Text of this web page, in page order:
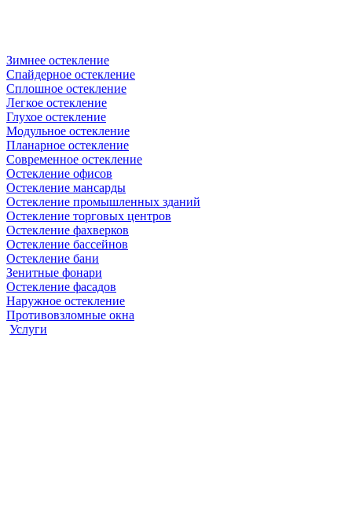
Зимнее остекление
Спайдерное остекление
Сплошное остекление
Легкое остекление
Глухое остекление
Модульное остекление
Планарное остекление
Современное остекление
Остекление офисов
Остекление мансарды
Остекление промышленных зданий
Остекление торговых центров
Остекление фахверков
Остекление бассейнов
Остекление бани
Зенитные фонари
Остекление фасадов
Наружное остекление
Противовзломные окна
Услуги